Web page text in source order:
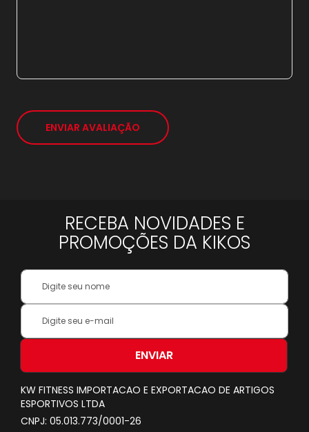
ENVIAR AVALIAÇÃO
RECEBA NOVIDADES E
PROMOÇÕES DA KIKOS
Your
Name:
Inscreva-
na
Newsletter:
ENVIAR
KW FITNESS IMPORTACAO E EXPORTACAO DE ARTIGOS
ESPORTIVOS LTDA
CNPJ: 05.013.773/0001-26